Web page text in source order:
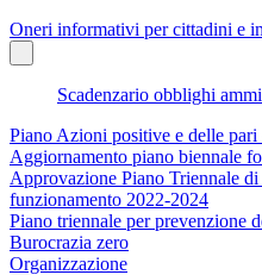
Oneri informativi per cittadini e
Scadenzario obblighi
Piano Azioni positive e delle
Aggiornamento piano biennale
Approvazione Piano Triennale
funzionamento 2022-2024
Piano triennale per prevenzione
Burocrazia zero
Organizzazione